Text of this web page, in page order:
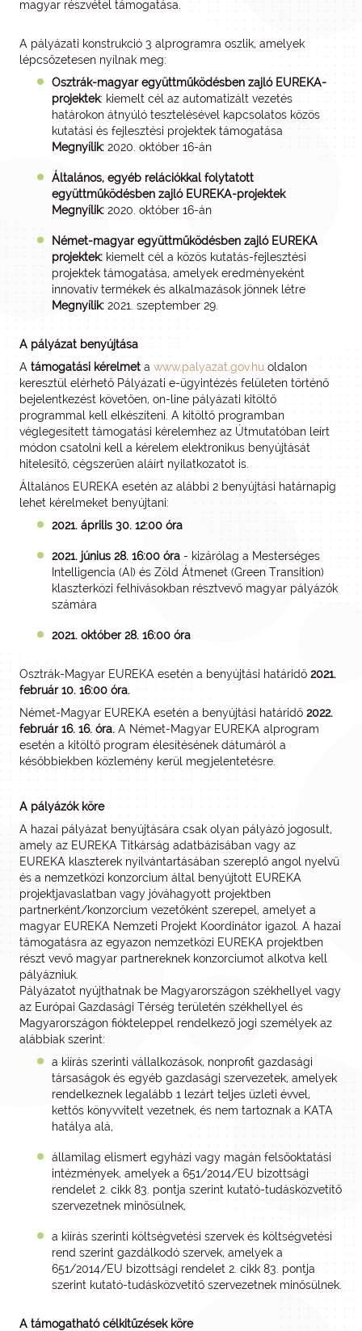
magyar részvétel támogatása.
A pályázati konstrukció 3 alprogramra oszlik, amelyek
lépcsőzetesen nyílnak meg:
Osztrák-magyar együttműködésben zajló EUREKA-
projektek: kiemelt cél az automatizált vezetés
határokon átnyúló tesztelésével kapcsolatos közös
kutatási és fejlesztési projektek támogatása
Megnyílik: 2020. október 16-án
Általános, egyéb relációkkal folytatott
együttműködésben zajló EUREKA-projektek
Megnyílik: 2020. október 16-án
Német-magyar együttműködésben zajló EUREKA
projektek: kiemelt cél a közös kutatás-fejlesztési
projektek támogatása, amelyek eredményeként
innovatív termékek és alkalmazások jönnek létre
Megnyílik: 2021. szeptember 29.
A pályázat benyújtása
A támogatási kérelmet a www.palyazat.gov.hu oldalon
keresztül elérhető Pályázati e-ügyintézés felületen történő
bejelentkezést követően, on-line pályázati kitöltő
programmal kell elkészíteni. A kitöltő programban
véglegesített támogatási kérelemhez az Útmutatóban leírt
módon csatolni kell a kérelem elektronikus benyújtását
hitelesítő, cégszerűen aláírt nyilatkozatot is.
Általános EUREKA esetén az alábbi 2 benyújtási határnapig
lehet kérelmeket benyújtani:
2021. április 30. 12:00 óra
2021. június 28. 16:00 óra - kizárólag a Mesterséges
Intelligencia (AI) és Zöld Átmenet (Green Transition)
klaszterközi felhívásokban résztvevő magyar pályázók
számára
2021. október 28. 16:00 óra
Osztrák-Magyar EUREKA esetén a benyújtási határidő 2021.
február 10. 16:00 óra.
Német-Magyar EUREKA esetén a benyújtási határidő 2022.
február 16. 16. óra. A Német-Magyar EUREKA alprogram
esetén a kitöltő program élesítésének dátumáról a
későbbiekben közlemény kerül megjelentetésre.
A pályázók köre
A hazai pályázat benyújtására csak olyan pályázó jogosult,
amely az EUREKA Titkárság adatbázisában vagy az
EUREKA klaszterek nyilvántartásában szereplő angol nyelvű
és a nemzetközi konzorcium által benyújtott EUREKA
projektjavaslatban vagy jóváhagyott projektben
partnerként/konzorcium vezetőként szerepel, amelyet a
magyar EUREKA Nemzeti Projekt Koordinátor igazol. A hazai
támogatásra az egyazon nemzetközi EUREKA projektben
részt vevő magyar partnereknek konzorciumot alkotva kell
pályázniuk.
Pályázatot nyújthatnak be Magyarországon székhellyel vagy
az Európai Gazdasági Térség területén székhellyel és
Magyarországon fiókteleppel rendelkező jogi személyek az
alábbiak szerint:
a kiírás szerinti vállalkozások, nonprofit gazdasági
társaságok és egyéb gazdasági szervezetek, amelyek
rendelkeznek legalább 1 lezárt teljes üzleti évvel,
kettős könyvvitelt vezetnek, és nem tartoznak a KATA
hatálya alá,
államilag elismert egyházi vagy magán felsőoktatási
intézmények, amelyek a 651/2014/EU bizottsági
rendelet 2. cikk 83. pontja szerint kutató-tudásközvetítő
szervezetnek minősülnek,
a kiírás szerinti költségvetési szervek és költségvetési
rend szerint gazdálkodó szervek, amelyek a
651/2014/EU bizottsági rendelet 2. cikk 83. pontja
szerint kutató-tudásközvetítő szervezetnek minősülnek.
A támogatható célkitűzések köre